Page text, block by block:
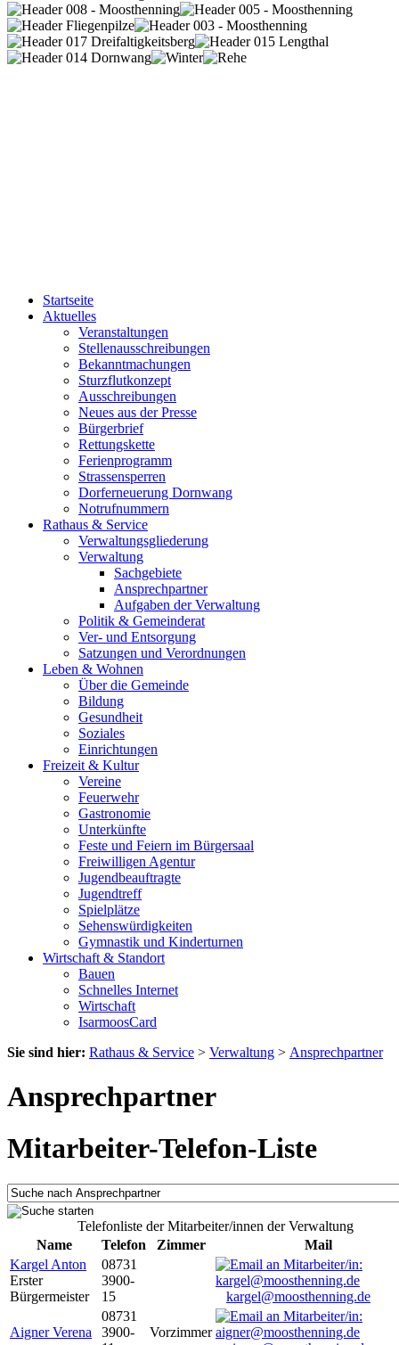
Startseite
Aktuelles
Veranstaltungen
Stellenausschreibungen
Bekanntmachungen
Sturzflutkonzept
Ausschreibungen
Neues aus der Presse
Bürgerbrief
Rettungskette
Ferienprogramm
Strassensperren
Dorferneuerung Dornwang
Notrufnummern
Rathaus & Service
Verwaltungsgliederung
Verwaltung
Sachgebiete
Ansprechpartner
Aufgaben der Verwaltung
Politik & Gemeinderat
Ver- und Entsorgung
Satzungen und Verordnungen
Leben & Wohnen
Über die Gemeinde
Bildung
Gesundheit
Soziales
Einrichtungen
Freizeit & Kultur
Vereine
Feuerwehr
Gastronomie
Unterkünfte
Feste und Feiern im Bürgersaal
Freiwilligen Agentur
Jugendbeauftragte
Jugendtreff
Spielplätze
Sehenswürdigkeiten
Gymnastik und Kinderturnen
Wirtschaft & Standort
Bauen
Schnelles Internet
Wirtschaft
IsarmoosCard
Sie sind hier: Rathaus & Service > Verwaltung > Ansprechpartner
Ansprechpartner
Mitarbeiter-Telefon-Liste
Telefonliste der Mitarbeiter/innen der Verwaltung
Name
Telefon Zimmer
Mail
Kargel Anton
Erster
Bürgermeister
08731
3900-
15
kargel@moosthenning.de
Aigner Verena
08731
3900-
Vorzimmer